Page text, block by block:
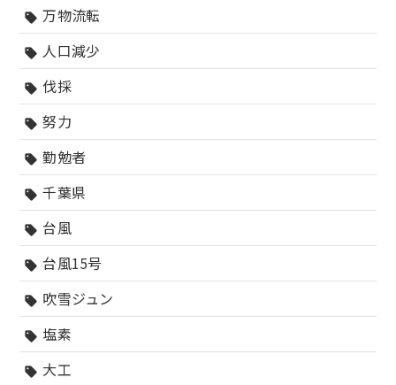
sell 万物流転
sell 人口減少
sell 伐採
sell 努力
sell 勤勉者
sell 千葉県
sell 台風
sell 台風15号
sell 吹雪ジュン
sell 塩素
sell 大工